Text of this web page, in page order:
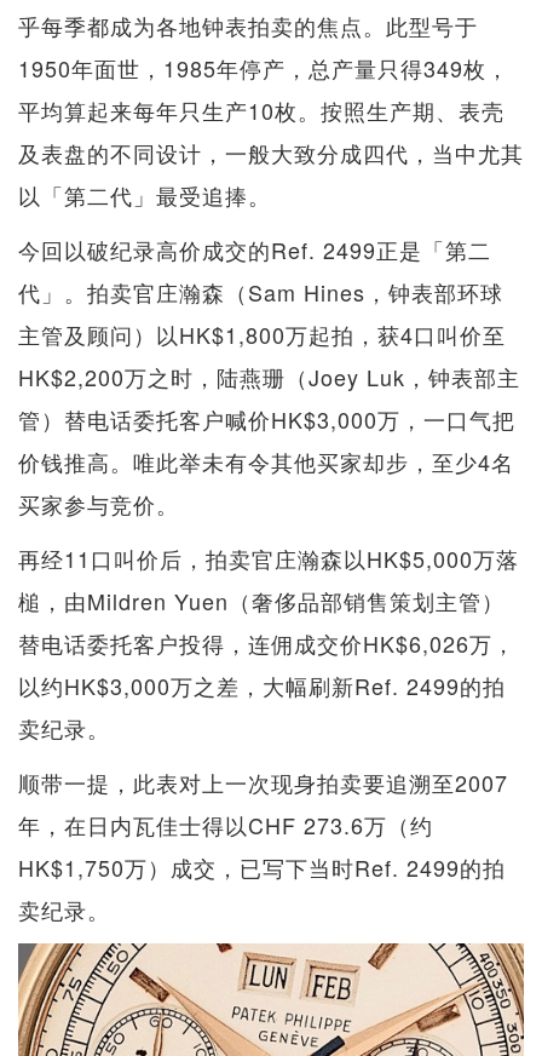
乎每季都成为各地钟表拍卖的焦点。此型号于
1950年面世，1985年停产，总产量只得349枚，
平均算起来每年只生产10枚。按照生产期、表壳
及表盘的不同设计，一般大致分成四代，当中尤其
以「第二代」最受追捧。
今回以破纪录高价成交的Ref. 2499正是「第二
代」。拍卖官庄瀚森（Sam Hines，钟表部环球
主管及顾问）以HK$1,800万起拍，获4口叫价至
HK$2,200万之时，陆燕珊（Joey Luk，钟表部主
管）替电话委托客户喊价HK$3,000万，一口气把
价钱推高。唯此举未有令其他买家却步，至少4名
买家参与竞价。
再经11口叫价后，拍卖官庄瀚森以HK$5,000万落
槌，由Mildren Yuen（奢侈品部销售策划主管）
替电话委托客户投得，连佣成交价HK$6,026万，
以约HK$3,000万之差，大幅刷新Ref. 2499的拍
卖纪录。
顺带一提，此表对上一次现身拍卖要追溯至2007
年，在日内瓦佳士得以CHF 273.6万（约
HK$1,750万）成交，已写下当时Ref. 2499的拍
卖纪录。